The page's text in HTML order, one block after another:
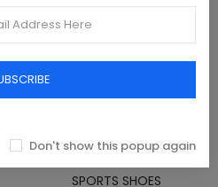
NORWAY 1963 WHITE MEN'S
SPORTS SHOES
Don't show this popup again